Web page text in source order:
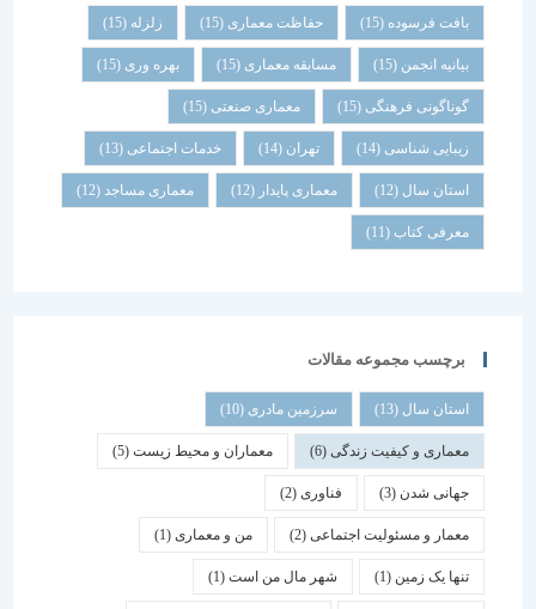
بافت فرسوده (15) حفاظت معماری (15) زلزله
بیانیه انجمن(15) مسابقه معماری (15) بهره وری(15)
گوناگونی فرهنگی (15) معماری صنعتی(15)
زیبایی شناسی (14) تهران خدمات اجتماعی (13)
استان سال(12) معماری پایدار (12) معماری مساجد(12)
معرفی کتاب(11)
برچسب مجموعه مقالات
استان سال(13) سرزمین مادری(10)
معماری و کیفیت زندگی(6) معماران و محیط زیست(5)
جهانی شدن(3) فناوری (2)
معمار و مسئولیت اجتماعی (2) من و معماری (1)
تنها یک زمین(1) شهر مال من است(1)